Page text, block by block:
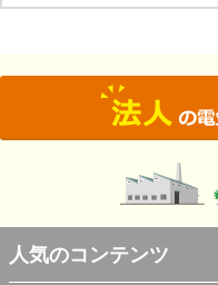
人気のコンテンツ